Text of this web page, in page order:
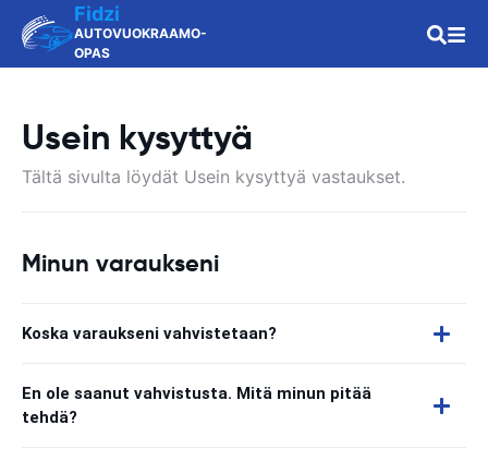
Fidzi
AUTOVUOKRAAMO-
OPAS
Usein kysyttyä
Tältä sivulta löydät Usein kysyttyä vastaukset.
Minun varaukseni
Koska varaukseni vahvistetaan?
En ole saanut vahvistusta. Mitä minun pitää
tehdä?